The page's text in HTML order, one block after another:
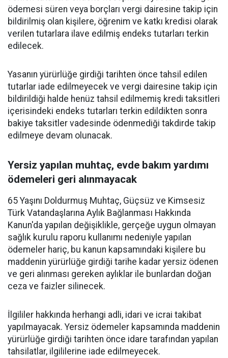
ödemesi süren veya borçları vergi dairesine takip için
bildirilmiş olan kişilere, öğrenim ve katkı kredisi olarak
verilen tutarlara ilave edilmiş endeks tutarları terkin
edilecek.
Yasanın yürürlüğe girdiği tarihten önce tahsil edilen
tutarlar iade edilmeyecek ve vergi dairesine takip için
bildirildiği halde henüz tahsil edilmemiş kredi taksitleri
içerisindeki endeks tutarları terkin edildikten sonra
bakiye taksitler vadesinde ödenmediği takdirde takip
edilmeye devam olunacak.
Yersiz yapılan muhtaç, evde bakım yardımı
ödemeleri geri alınmayacak
65 Yaşını Doldurmuş Muhtaç, Güçsüz ve Kimsesiz
Türk Vatandaşlarına Aylık Bağlanması Hakkında
Kanun'da yapılan değişiklikle, gerçeğe uygun olmayan
sağlık kurulu raporu kullanımı nedeniyle yapılan
ödemeler hariç, bu kanun kapsamındaki kişilere bu
maddenin yürürlüğe girdiği tarihe kadar yersiz ödenen
ve geri alınması gereken aylıklar ile bunlardan doğan
ceza ve faizler silinecek.
İlgililer hakkında herhangi adli, idari ve icrai takibat
yapılmayacak. Yersiz ödemeler kapsamında maddenin
yürürlüğe girdiği tarihten önce idare tarafından yapılan
tahsilatlar, ilgililerine iade edilmeyecek.